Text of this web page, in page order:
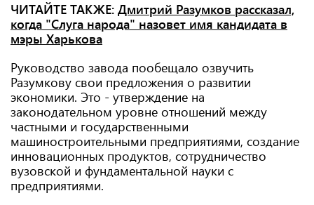
ЧИТАЙТЕ ТАКЖЕ: Дмитрий Разумков рассказал,
когда "Слуга народа" назовет имя кандидата в
мэры Харькова
Руководство завода пообещало озвучить
Разумкову свои предложения о развитии
экономики. Это - утверждение на
законодательном уровне отношений между
частными и государственными
машиностроительными предприятиями, создание
инновационных продуктов, сотрудничество
вузовской и фундаментальной науки с
предприятиями.